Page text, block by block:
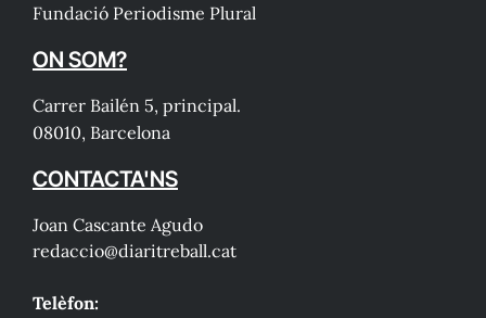
Fundació Periodisme Plural
ON SOM?
Carrer Bailén 5, principal.
08010, Barcelona
CONTACTA'NS
Joan Cascante Agudo
redaccio@diaritreball.cat
Telèfon: